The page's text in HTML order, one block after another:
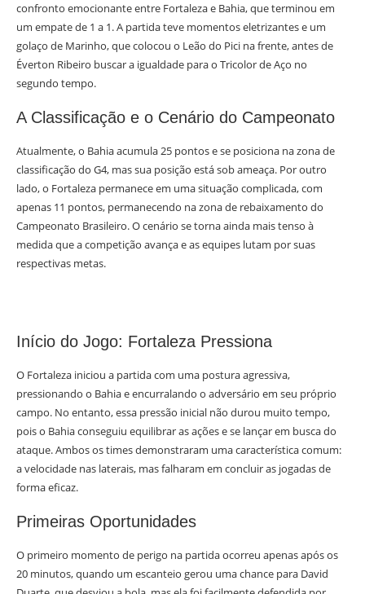
confronto emocionante entre Fortaleza e Bahia, que terminou em
um empate de 1 a 1. A partida teve momentos eletrizantes e um
golaço de Marinho, que colocou o Leão do Pici na frente, antes de
Éverton Ribeiro buscar a igualdade para o Tricolor de Aço no
segundo tempo.
A Classificação e o Cenário do Campeonato
Atualmente, o Bahia acumula 25 pontos e se posiciona na zona de
classificação do G4, mas sua posição está sob ameaça. Por outro
lado, o Fortaleza permanece em uma situação complicada, com
apenas 11 pontos, permanecendo na zona de rebaixamento do
Campeonato Brasileiro. O cenário se torna ainda mais tenso à
medida que a competição avança e as equipes lutam por suas
respectivas metas.
Início do Jogo: Fortaleza Pressiona
O Fortaleza iniciou a partida com uma postura agressiva,
pressionando o Bahia e encurralando o adversário em seu próprio
campo. No entanto, essa pressão inicial não durou muito tempo,
pois o Bahia conseguiu equilibrar as ações e se lançar em busca do
ataque. Ambos os times demonstraram uma característica comum:
a velocidade nas laterais, mas falharam em concluir as jogadas de
forma eficaz.
Primeiras Oportunidades
O primeiro momento de perigo na partida ocorreu apenas após os
20 minutos, quando um escanteio gerou uma chance para David